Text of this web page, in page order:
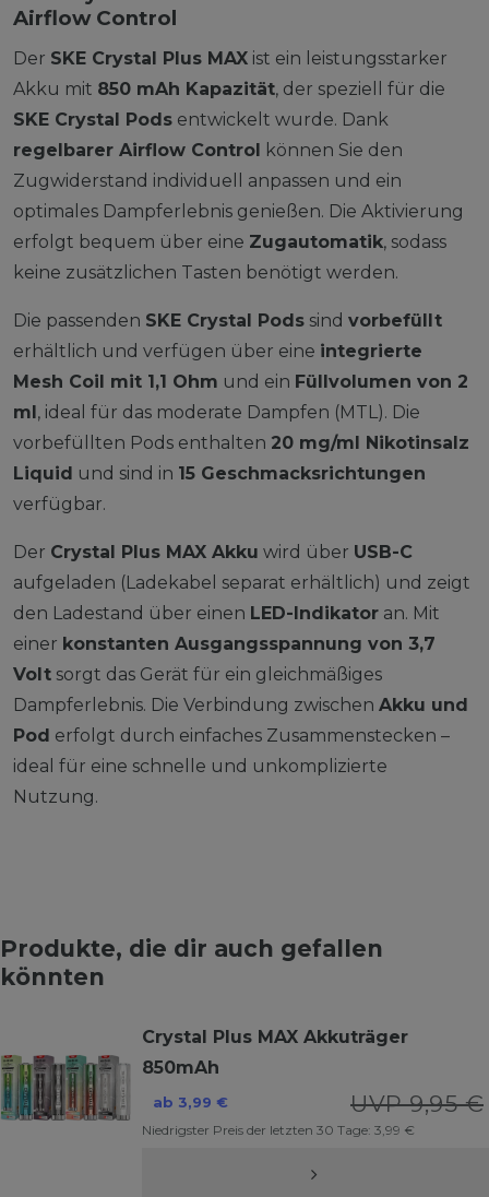
Airflow Control
Der SKE Crystal Plus MAX ist ein leistungsstarker
Akku mit 850 mAh Kapazität, der speziell für die
SKE Crystal Pods entwickelt wurde. Dank
regelbarer Airflow Control können Sie den
Zugwiderstand individuell anpassen und ein
optimales Dampferlebnis genießen. Die Aktivierung
erfolgt bequem über eine Zugautomatik, sodass
keine zusätzlichen Tasten benötigt werden.
Die passenden SKE Crystal Pods sind vorbefüllt
erhältlich und verfügen über eine integrierte
Mesh Coil mit 1,1 Ohm und ein Füllvolumen von 2
ml, ideal für das moderate Dampfen (MTL). Die
vorbefüllten Pods enthalten 20 mg/ml Nikotinsalz
Liquid und sind in 15 Geschmacksrichtungen
verfügbar.
Der Crystal Plus MAX Akku wird über USB-C
aufgeladen (Ladekabel separat erhältlich) und zeigt
den Ladestand über einen LED-Indikator an. Mit
einer konstanten Ausgangsspannung von 3,7
Volt sorgt das Gerät für ein gleichmäßiges
Dampferlebnis. Die Verbindung zwischen Akku und
Pod erfolgt durch einfaches Zusammenstecken –
ideal für eine schnelle und unkomplizierte
Nutzung.
Produkte, die dir auch gefallen
könnten
Crystal Plus MAX Akkuträger
850mAh
UVP 9,95 €
ab 3,99 €
Niedrigster Preis der letzten 30 Tage: 3,99 €